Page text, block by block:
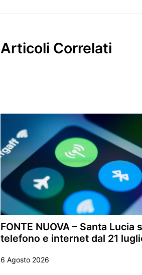
Articoli Correlati
FONTE NUOVA – Santa Lucia
telefono e internet dal 21
6 Agosto 2026